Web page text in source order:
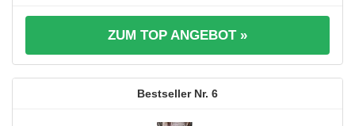
ZUM TOP ANGEBOT »
6